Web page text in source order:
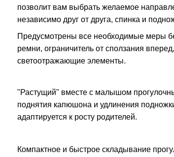
позволит вам выбрать желаемое
независимо друг от друга, спинка и
Предусмотрены все необходимые меры
ремни, ограничитель от сползания
светоотражающие элементы.
"Растущий" вместе с малышом
поднятия капюшона и удлинения
адаптируется к росту родителей.
Компактное и быстрое складывание